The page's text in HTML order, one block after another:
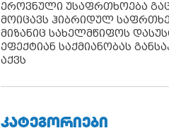
ეროვნული უსაფრთხოება
მოიცავს ჰიბრიდულ
მიზანიც სახელმწიფოს
ეფექტიან საქმიანობას
აქვს
ᲙᲐᲢᲔᲒᲝᲠᲘᲔᲑᲘ